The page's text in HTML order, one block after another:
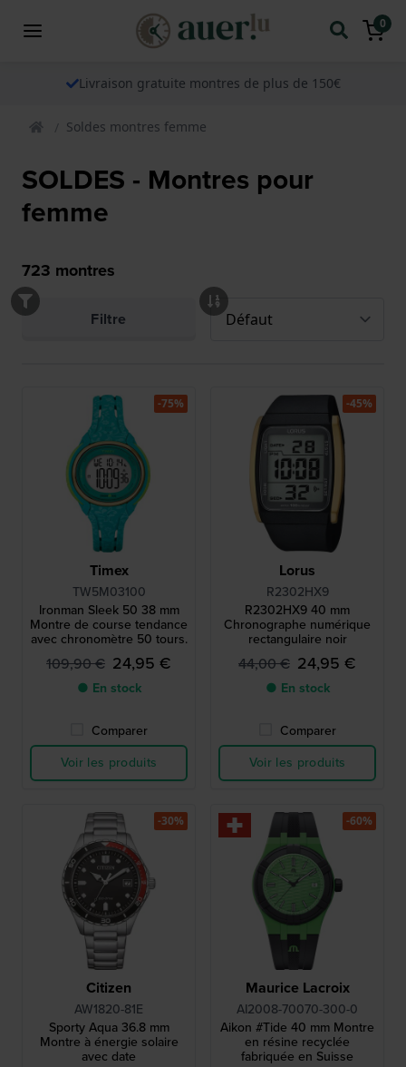
0
Livraison gratuite montres de plus de 150€
Soldes montres femme
SOLDES - Montres pour
femme
723 montres
Filtre
Timex
TW5M03100
Ironman Sleek 50 38 mm
Montre de course tendance
avec chronomètre 50 tours.
109,90 € 24,95 €
● En stock
Comparer
Voir les produits
-75%
Lorus
R2302HX9
R2302HX9 40 mm
Chronographe numérique
rectangulaire noir
44,00 € 24,95 €
● En stock
Comparer
Voir les produits
-45%
Citizen
AW1820-81E
Sporty Aqua 36.8 mm
Montre à énergie solaire
avec date
-30%
Maurice Lacroix
AI2008-70070-300-0
Aikon #Tide 40 mm Montre
en résine recyclée
fabriquée en Suisse
-60%